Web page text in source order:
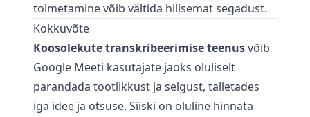
toimetamine võib vältida hilisemat segadust.
Kokkuvõte
Koosolekute transkribeerimise teenusvõib
Google Meeti kasutajate jaoks oluliselt
parandada tootlikkust ja selgust, talletades
iga idee ja otsuse. Siiski on oluline hinnata